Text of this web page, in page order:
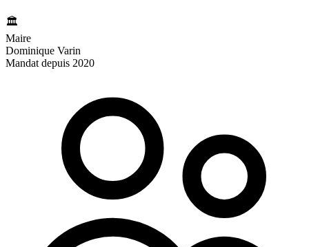
🏛️
Maire
Dominique Varin
Mandat depuis 2020